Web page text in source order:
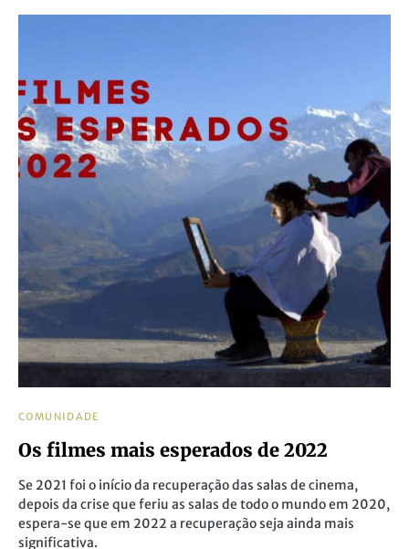
COMUNIDADE
Os filmes mais esperados de 2022
Se 2021 foi o início da recuperação das salas de cinema,
depois da crise que feriu as salas de todo o mundo em 2020,
espera-se que em 2022 a recuperação seja ainda mais
significativa.